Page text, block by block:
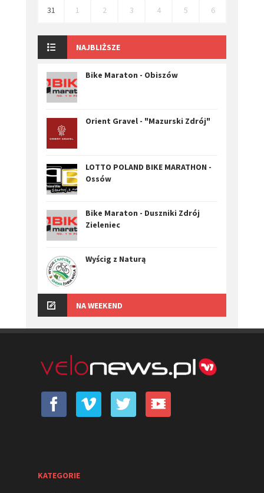
31 1 2 3 4 5 6
NAJBLIŻSZE
Bike Maraton - Obiszów
Orient Gravel - "Mazurski Zdrój"
LOTTO POLAND BIKE MARATHON -
Ossów
Bike Maraton - Duszniki Zdrój
Zieleniec
Wyścig z Naturą
NA WEEKEND
KATEGORIE